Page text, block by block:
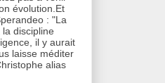
évolution.Et
: "La
discipline
il y aurait
laisse méditer
alias